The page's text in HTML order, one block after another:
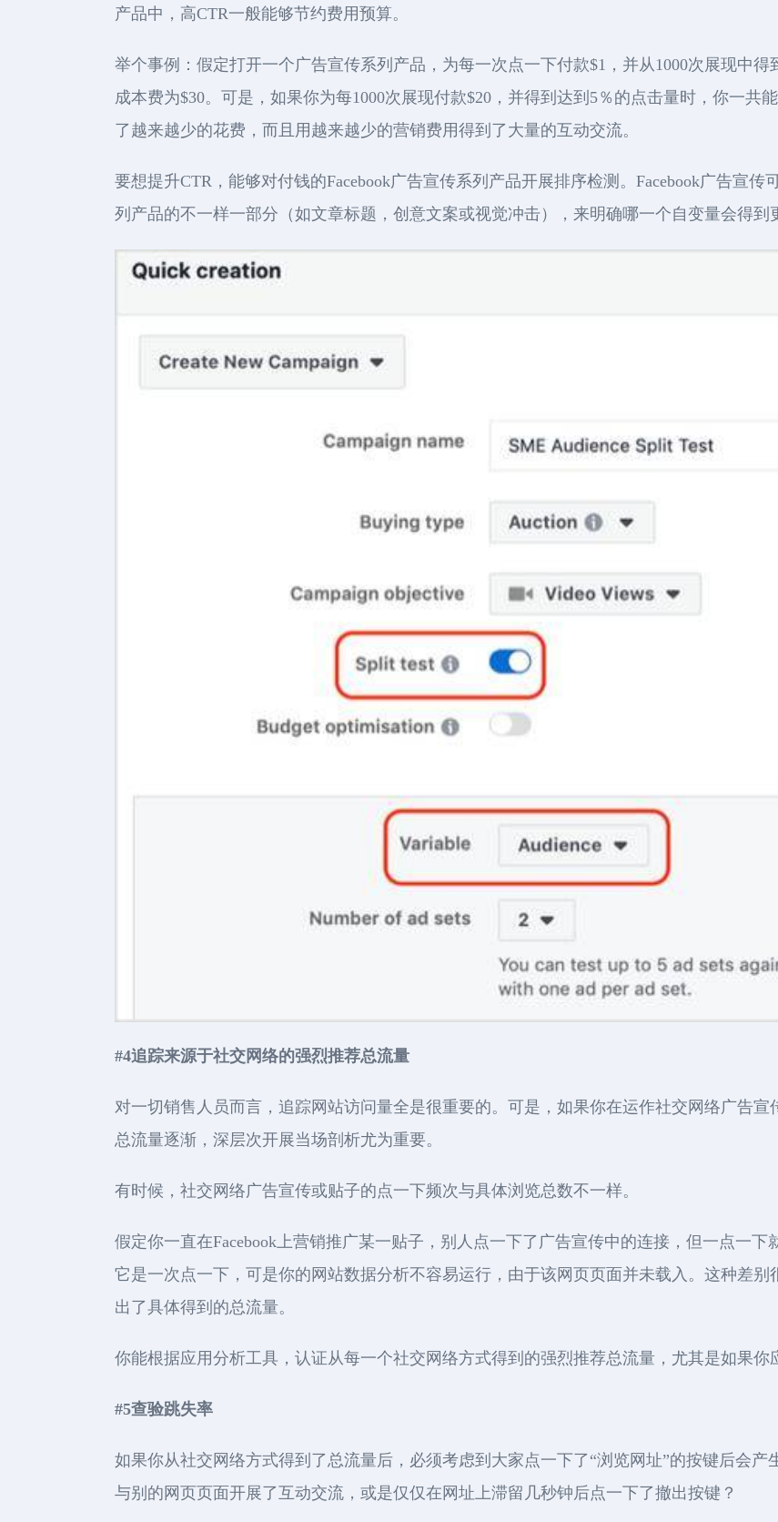
产品中，高CTR一般能够节约费用预算。
举个事例：假定打开一个广告宣传系列产品，为每一次点一下付款$1，并从1000次展现中
成本费为$30。可是，如果你为每1000次展现付款$20，并得到达到5％的点击量时，你一共
了越来越少的花费，而且用越来越少的营销费用得到了大量的互动交流。
要想提升CTR，能够对付钱的Facebook广告宣传系列产品开展排序检测。Facebook广告宣
列产品的不一样一部分（如文章标题，创意文案或视觉冲击），来明确哪一个自变量会得到
#4追踪来源于社交网络的强烈推荐总流量
对一切销售人员而言，追踪网站访问量全是很重要的。可是，如果你在运作社交网络广告
总流量逐渐，深层次开展当场剖析尤为重要。
有时候，社交网络广告宣传或贴子的点一下频次与具体浏览总数不一样。
假定你一直在Facebook上营销推广某一贴子，别人点一下了广告宣传中的连接，但一点一下
它是一次点一下，可是你的网站数据分析不容易运行，由于该网页页面并未载入。这种差
出了具体得到的总流量。
你能根据应用分析工具，认证从每一个社交网络方式得到的强烈推荐总流量，尤其是如果你
#5查验跳失率
如果你从社交网络方式得到了总流量后，必须考虑到大家点一下了“浏览网址”的按键后会产
与别的网页页面开展了互动交流，或是仅仅在网址上滞留几秒钟后点一下了撤出按键？